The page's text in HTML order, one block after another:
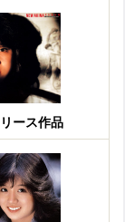
ース作品